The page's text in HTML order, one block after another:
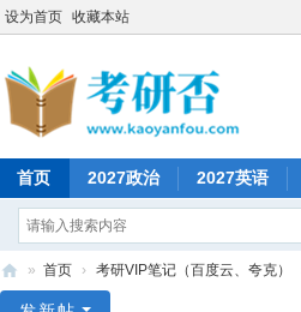
设为首页 收藏本站
首页 2027政治 2027英语
» 首页 › 考研VIP笔记（百度云、夸克）